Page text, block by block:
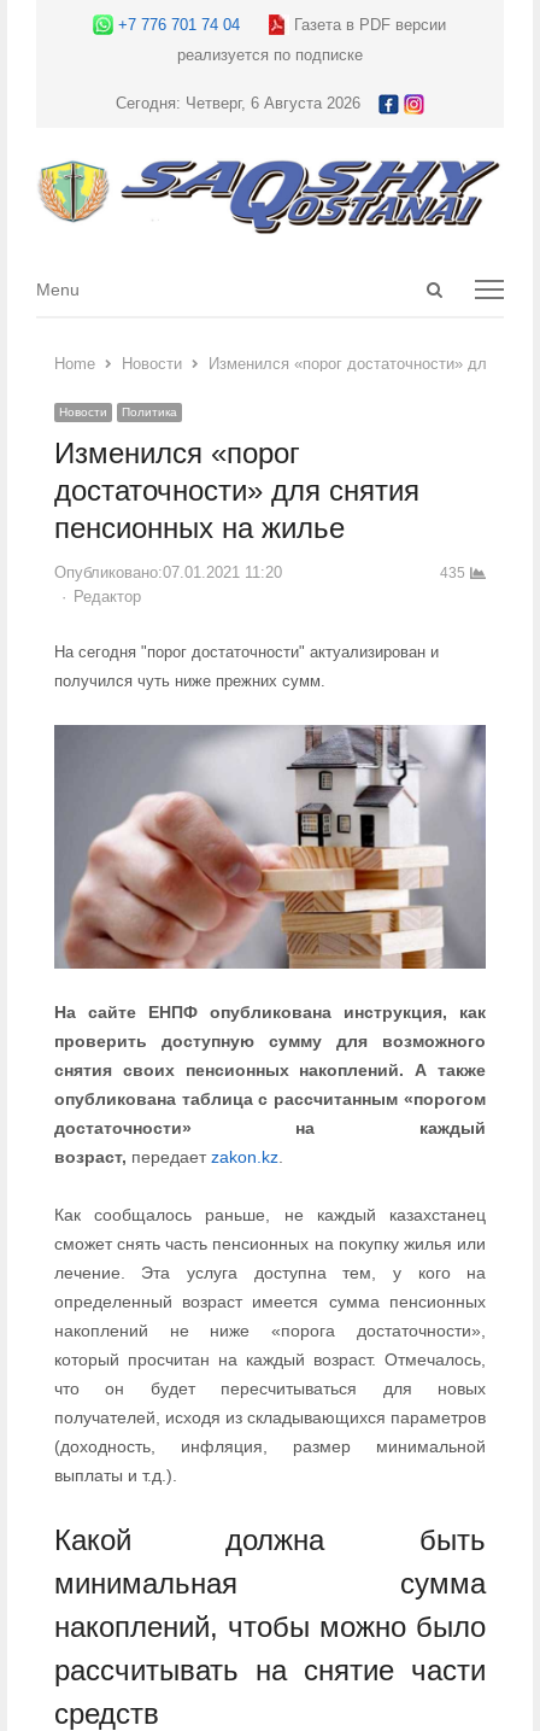
+7 776 701 74 04
Газета в PDF версии
реализуется по подписке
Сегодня: Четверг, 6 Августа 2026
Open
Menu
Menu
Home Новости Изменился «порог достаточности» для
Новости Политика
Изменился «порог
достаточности» для снятия
пенсионных на жилье
Опубликовано:07.01.2021 11:20
Author
Редактор
435
На сегодня "порог достаточности" актуализирован и
получился чуть ниже прежних сумм.
На сайте ЕНПФ опубликована инструкция, как
проверить доступную сумму для возможного
снятия своих пенсионных накоплений. А также
опубликована таблица с рассчитанным «порогом
достаточности» на каждый
возраст, передаетzakon.kz.
Как сообщалось раньше, не каждый казахстанец
сможет снять часть пенсионных на покупку жилья или
лечение. Эта услуга доступна тем, у кого на
определенный возраст имеется сумма пенсионных
накоплений не ниже «порога достаточности»,
который просчитан на каждый возраст. Отмечалось,
что он будет пересчитываться для новых
получателей, исходя из складывающихся параметров
(доходность, инфляция, размер минимальной
выплаты и т.д.).
Какой должна быть
минимальная сумма
накоплений, чтобы можно было
рассчитывать на снятие части
средств